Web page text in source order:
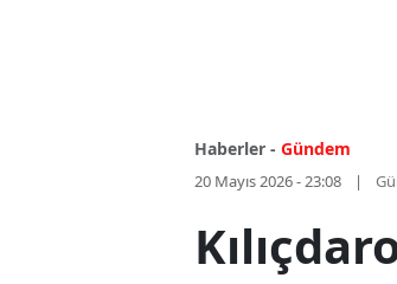
Haberler - Gündem
20 Mayıs 2026 - 23:08